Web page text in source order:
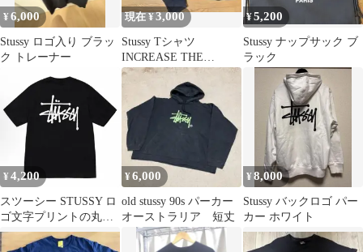
¥6,000
Stussy ロゴ入り ブラッ
ク トレーナー
現在 ¥3,000
Stussy Tシャツ
INCREASE THE
PEACE
¥5,200
Stussy ナップサック ブ
ラック
¥ 4,200
スツーシー STUSSY ロ
ゴ文字プリントの丸首
プルオーバー半袖Tシ
ャツ 男女兼用
¥6,000
old stussy 90s パーカー
オーストラリア 短丈
¥8,000
Stussy バックロゴ パー
カー ホワイト